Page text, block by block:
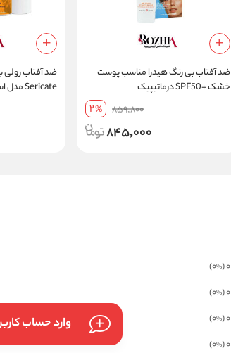
ضد آفتاب بی رنگ هیدرا مناسب پوست
خشک +SPF50 درماتیپیک
859,800
2%
845,000
ضد آفتاب
0
(0
%
)
0
(0
%
)
0
(0
%
)
0
(0
%
)
وارد حساب